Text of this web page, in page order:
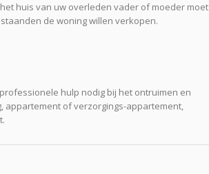
huis van uw overleden vader of moeder moet
de woning willen verkopen.
hulp nodig bij het ontruimen en
appartement of verzorgings-appartement,